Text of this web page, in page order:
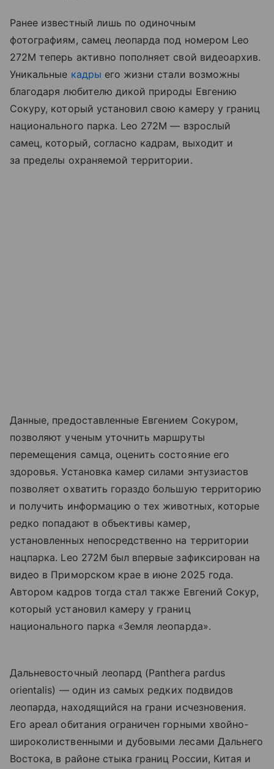
Ранее известный лишь по одиночным
фотографиям, самец леопарда под номером Leo
272M теперь активно пополняет свой видеоархив.
Уникальные кадры его жизни стали возможны
благодаря любителю дикой природы Евгению
Сокуру, который установил свою камеру у границ
национального парка. Leo 272M — взрослый
самец, который, согласно кадрам, выходит и
за пределы охраняемой территории.
Данные, предоставленные Евгением Сокуром,
позволяют ученым уточнить маршруты
перемещения самца, оценить состояние его
здоровья. Установка камер силами энтузиастов
позволяет охватить гораздо большую территорию
и получить информацию о тех животных, которые
редко попадают в объективы камер,
установленных непосредственно на территории
нацпарка. Leo 272M был впервые зафиксирован на
видео в Приморском крае в июне 2025 года.
Автором кадров тогда стал также Евгений Сокур,
который установил камеру у границ
национального парка «Земля леопарда».
Дальневосточный леопард (Panthera pardus
orientalis) — один из самых редких подвидов
леопарда, находящийся на грани исчезновения.
Его ареал обитания ограничен горными хвойно-
широколиственными и дубовыми лесами Дальнего
Востока, в районе стыка границ России, Китая и